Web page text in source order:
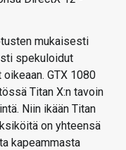
mukaisesti
spekuloidut
GTX 1080
Titan X:n tavoin
Niin ikään Titan
on yhteensä
kapeammasta